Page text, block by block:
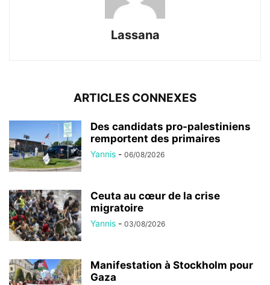
Lassana
ARTICLES CONNEXES
Des candidats pro-palestiniens
remportent des primaires
Yannis - 06/08/2026
Ceuta au cœur de la crise
migratoire
Yannis - 03/08/2026
Manifestation à Stockholm pour
Gaza